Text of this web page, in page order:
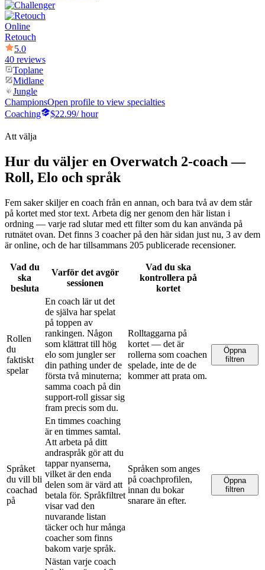
Online
Retouch
5.0
40 reviews
Toplane
Midlane
Jungle
ChampionsOpen profile to view specialties
Coaching
$22.99/ hour
Att välja
Hur du väljer en Overwatch 2-coach —
Roll, Elo och språk
Fem saker skiljer en coach från en annan, och bara två av dem står
på kortet med stor text. Arbeta dig ner genom den här listan i
ordning — varje rad slutar med ett filter som du kan använda på
rutnätet ovan. Det finns 3 coacher på den här sidan just nu, 3 av dem
är online, och de har tillsammans 205 publicerade recensioner.
Vad du
ska
besluta
Varför det avgör
sessionen
Vad du ska
kontrollera på
kortet
Rollen
du
faktiskt
spelar
En coach lär ut det
de själva har spelat
på toppen av
rankingen. Någon
som klättrat till hög
elo som jungler ser
din pathing under de
första två minuterna;
samma coach på din
support-roll gissar sig
fram precis som du.
Rolltaggarna på
kortet — det är
rollerna som coachen
spelade, inte de de
kommer att prata om.
Öppna
filtren
Språket
du vill bli
coachad
på
En timmes coaching
är en timmes samtal.
Att arbeta på ditt
andraspråk gör att du
tappar nyanserna,
vilket är den enda
delen som är värd att
betala för. Språkfiltret
visar vad den
nuvarande listan
täcker och hur många
coacher som finns
bakom varje språk.
Språken som anges
på coachprofilen,
innan du bokar
snarare än efter.
Öppna
filtren
Nästan varje coach